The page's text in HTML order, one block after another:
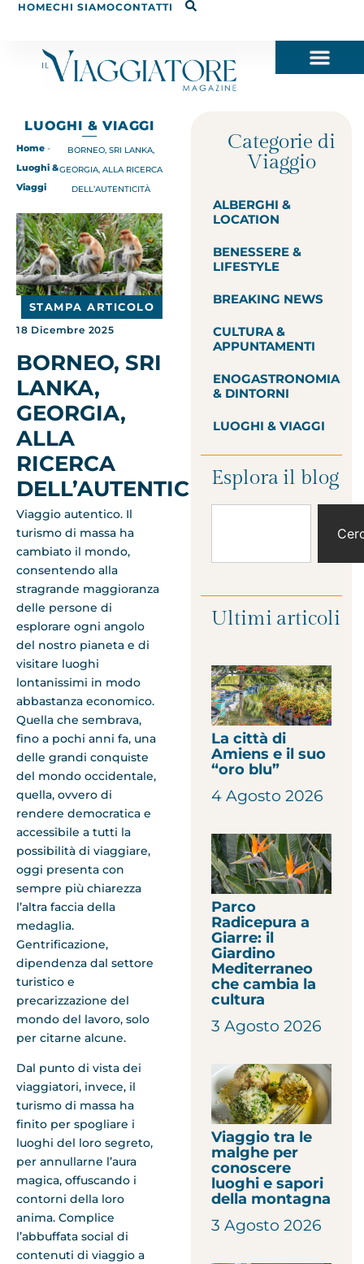
HOMECHI SIAMOCONTATTI
LUOGHI & VIAGGI
Home -
Luoghi &
Viaggi
BORNEO, SRI LANKA,
GEORGIA, ALLA RICERCA
DELL’AUTENTICITÀ
STAMPA ARTICOLO
18 Dicembre 2025
BORNEO, SRI
LANKA,
GEORGIA,
ALLA
RICERCA
DELL’AUTENTICITÀ
Viaggio autentico. Il
turismo di massa ha
cambiato il mondo,
consentendo alla
stragrande maggioranza
delle persone di
esplorare ogni angolo
del nostro pianeta e di
visitare luoghi
lontanissimi in modo
abbastanza economico.
Quella che sembrava,
fino a pochi anni fa, una
delle grandi conquiste
del mondo occidentale,
quella, ovvero di
rendere democratica e
accessibile a tutti la
possibilità di viaggiare,
oggi presenta con
sempre più chiarezza
l’altra faccia della
medaglia.
Gentrificazione,
dipendenza dal settore
turistico e
precarizzazione del
mondo del lavoro, solo
per citarne alcune.
Dal punto di vista dei
viaggiatori, invece, il
turismo di massa ha
finito per spogliare i
luoghi del loro segreto,
per annullarne l’aura
magica, offuscando i
contorni della loro
anima. Complice
l’abbuffata social di
contenuti di viaggio a
Categorie di
Viaggio
ALBERGHI &
LOCATION
BENESSERE &
LIFESTYLE
BREAKING NEWS
CULTURA &
APPUNTAMENTI
ENOGASTRONOMIA
& DINTORNI
LUOGHI & VIAGGI
Esplora il blog
Ultimi articoli
La città di
Amiens e il suo
“oro blu”
4 Agosto 2026
Parco
Radicepura a
Giarre: il
Giardino
Mediterraneo
che cambia la
cultura
3 Agosto 2026
Viaggio tra le
malghe per
conoscere
luoghi e sapori
della montagna
3 Agosto 2026